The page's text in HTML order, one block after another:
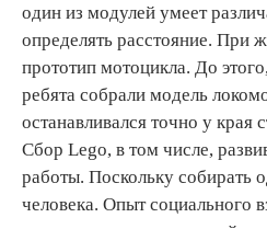
один из модулей умеет
определять расстояние. При
прототип мотоцикла. До
ребята собрали модель
останавливался точно у края
Сбор Lego, в том числе,
работы. Поскольку собирать
человека. Опыт социального